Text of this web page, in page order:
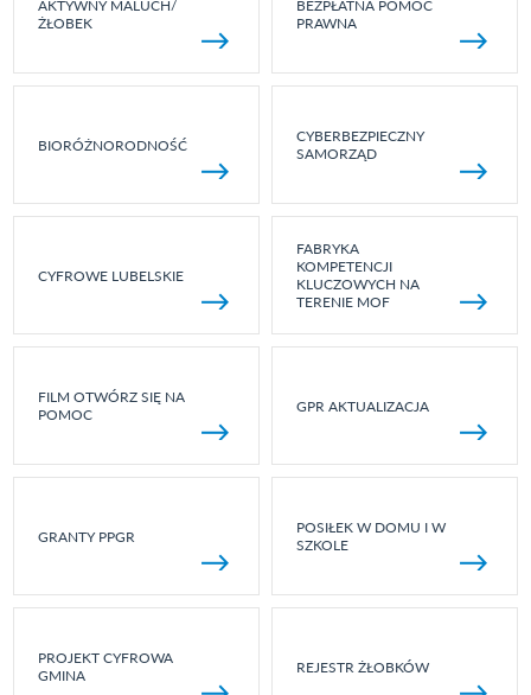
AKTYWNY MALUCH/
ŻŁOBEK
BEZPŁATNA POMOC
PRAWNA
BIORÓŻNORODNOŚĆ
CYBERBEZPIECZNY
SAMORZĄD
CYFROWE LUBELSKIE
FABRYKA
KOMPETENCJI
KLUCZOWYCH NA
TERENIE MOF
FILM OTWÓRZ SIĘ NA
POMOC
GPR AKTUALIZACJA
GRANTY PPGR
POSIŁEK W DOMU I W
SZKOLE
PROJEKT CYFROWA
GMINA
REJESTR ŻŁOBKÓW